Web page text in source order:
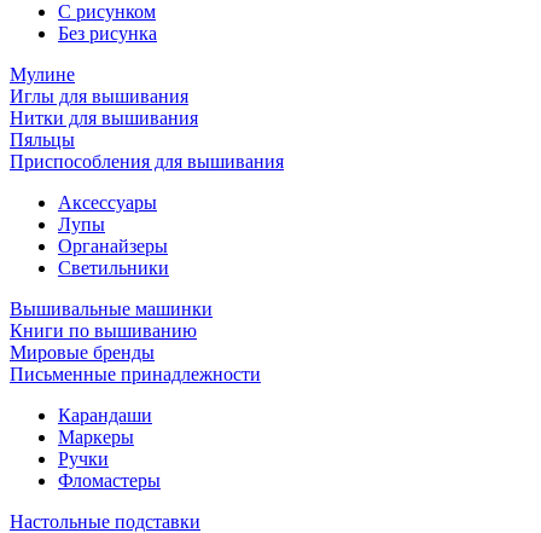
С рисунком
Без рисунка
Мулине
Иглы для вышивания
Нитки для вышивания
Пяльцы
Приспособления для вышивания
Аксессуары
Лупы
Органайзеры
Светильники
Вышивальные машинки
Книги по вышиванию
Мировые бренды
Письменные принадлежности
Карандаши
Маркеры
Ручки
Фломастеры
Настольные подставки